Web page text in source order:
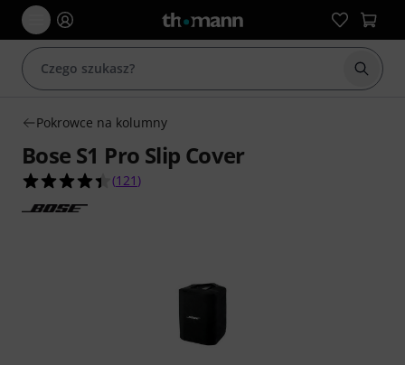
Pokrowce na kolumny
Bose S1 Pro Slip Cover
4.4 na 5 gwiazdek z 121 ocen klientów
(121 )